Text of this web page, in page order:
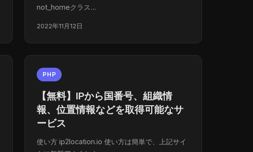
not_homeクラス…
2022年11月12日
PHP
【無料】IPから国番号、組織情
報、位置情報などを取得可能なサ
ービス
使い方 ip2location.io 使い方は簡単で、上記サイ